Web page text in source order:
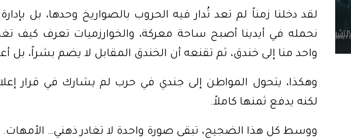
لقد دخلنا زمناً لم تعد تُدار فيه الحروب بالصواريخ وحدها، بل
نحمله في أيدينا أصبح ساحة معركة، والخوارزميات تعرف كيف
واحد منا إلى خندق، ثم تقنعه أن الخندق المقابل لا يضم بشراً، بل
وهكذا، يتحول المواطن إلى جندي في حرب لم يشارك في قرار
لكنه يدفع ثمنها كاملاً.
ووسط كل هذا الضجيج، تبقى صورة واحدة لا تغادر ذهني… الأمهات.